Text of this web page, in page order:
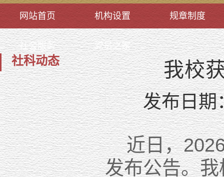
网站首页 机构设置 规章制度
社会服务 党员之家
社科动态 我校
发布日
近日，
发布公告。